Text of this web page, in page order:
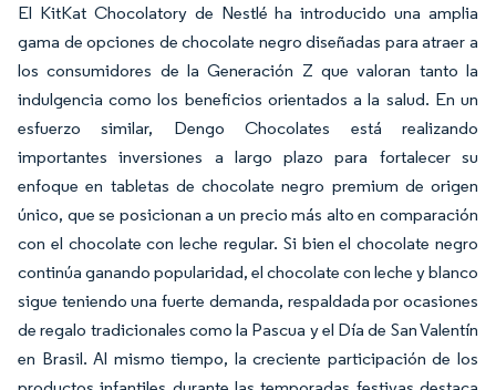
El KitKat Chocolatory de Nestlé ha introducido una amplia
gama de opciones de chocolate negro diseñadas para atraer a
los consumidores de la Generación Z que valoran tanto la
indulgencia como los beneficios orientados a la salud. En un
esfuerzo similar, Dengo Chocolates está realizando
importantes inversiones a largo plazo para fortalecer su
enfoque en tabletas de chocolate negro premium de origen
único, que se posicionan a un precio más alto en comparación
con el chocolate con leche regular. Si bien el chocolate negro
continúa ganando popularidad, el chocolate con leche y blanco
sigue teniendo una fuerte demanda, respaldada por ocasiones
de regalo tradicionales como la Pascua y el Día de San Valentín
en Brasil. Al mismo tiempo, la creciente participación de los